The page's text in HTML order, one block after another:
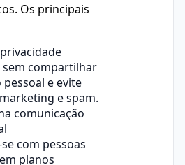
Os principais
sem compartilhar
e evite
e spam.
comunicação
com pessoas
planos